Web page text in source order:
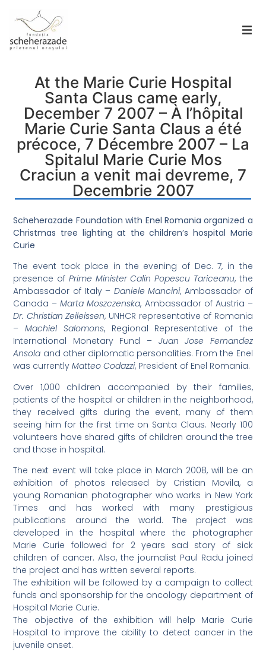
At the Marie Curie Hospital
Santa Claus came early,
December 7 2007 – À l’hôpital
Marie Curie Santa Claus a été
précoce, 7 Décembre 2007 – La
Spitalul Marie Curie Mos
Craciun a venit mai devreme, 7
Decembrie 2007
Scheherazade Foundation with Enel Romania organized a
Christmas tree lighting at the children’s hospital Marie
Curie
The event took place in the evening of Dec. 7, in the
presence of Prime Minister Calin Popescu Tariceanu, the
Ambassador of Italy – Daniele Mancini, Ambassador of
Canada –Marta Moszczenska, Ambassador of Austria –
Dr. Christian Zeileissen, UNHCR representative of Romania
–Machiel Salomons, Regional Representative of the
International Monetary Fund – Juan Jose Fernandez
Ansola and other diplomatic personalities. From the Enel
was currentlyMatteo Codazzi, President of Enel Romania.
Over 1,000 children accompanied by their families,
patients of the hospital or children in the neighborhood,
they received gifts during the event, many of them
seeing him for the first time on Santa Claus. Nearly 100
volunteers have shared gifts of children around the tree
and those in hospital.
The next event will take place in March 2008, will be an
exhibition of photos released by Cristian Movila, a
young Romanian photographer who works in New York
Times and has worked with many prestigious
publications around the world. The project was
developed in the hospital where the photographer
Marie Curie followed for 2 years sad story of sick
children of cancer. Also, the journalist Paul Radu joined
the project and has written several reports.
The exhibition will be followed by a campaign to collect
funds and sponsorship for the oncology department of
Hospital Marie Curie.
The objective of the exhibition will help Marie Curie
Hospital to improve the ability to detect cancer in the
juvenile onset.